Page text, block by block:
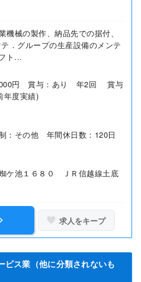
機械の製作、納品先での据付、
．グループの生産設備のメンテ
ト...
円 賞与：あり 年2回 賞与
年度実績)
：その他 年間休日数：120日
ケ池１６８０ ＪＲ信越線土底
求人をキープ
ビス業（他に分類されないも